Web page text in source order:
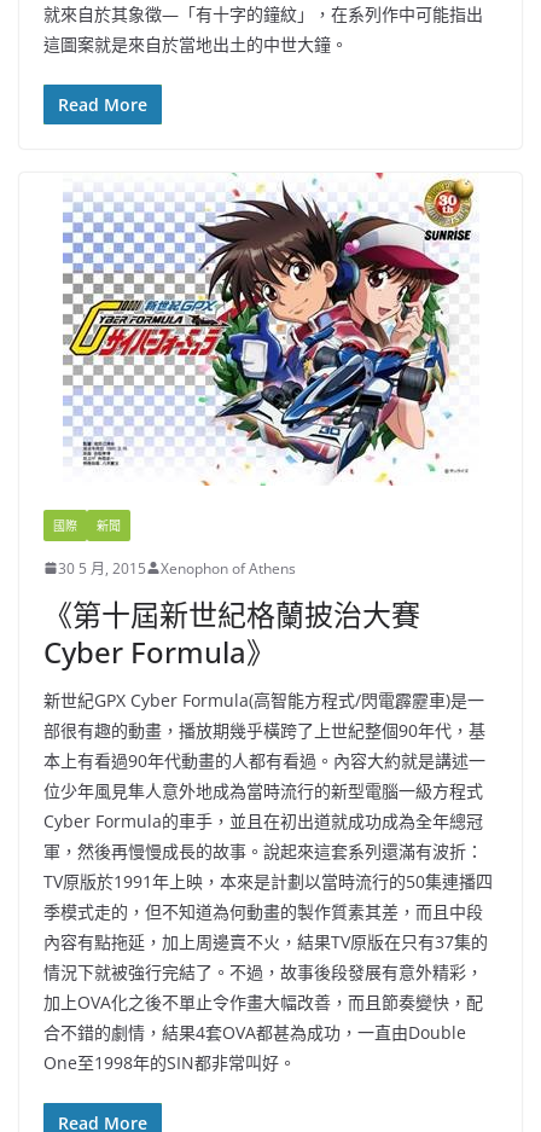
就來自於其象徵—「有十字的鐘紋」，在系列作中可能指出
這圖案就是來自於當地出土的中世大鐘。
Read More
國際 新聞
30 5 月, 2015 Xenophon of Athens
《第十屆新世紀格蘭披治大賽
Cyber Formula》
新世紀GPX Cyber Formula(高智能方程式/閃電霹靂車)是一
部很有趣的動畫，播放期幾乎橫跨了上世紀整個90年代，基
本上有看過90年代動畫的人都有看過。內容大約就是講述一
位少年風見隼人意外地成為當時流行的新型電腦一級方程式
Cyber Formula的車手，並且在初出道就成功成為全年總冠
軍，然後再慢慢成長的故事。說起來這套系列還滿有波折：
TV原版於1991年上映，本來是計劃以當時流行的50集連播四
季模式走的，但不知道為何動畫的製作質素其差，而且中段
內容有點拖延，加上周邊賣不火，結果TV原版在只有37集的
情況下就被強行完結了。不過，故事後段發展有意外精彩，
加上OVA化之後不單止令作畫大幅改善，而且節奏變快，配
合不錯的劇情，結果4套OVA都甚為成功，一直由Double
One至1998年的SIN都非常叫好。
Read More